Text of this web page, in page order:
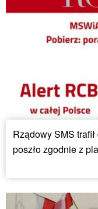
Rządowy SMS
poszło zgodnie z